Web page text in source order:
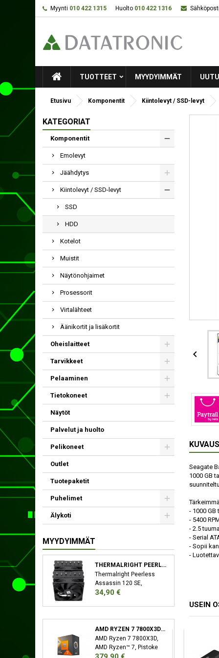
Myynti 010 422 1315 Huolto 010 422 1316
TUOTTEET MYYDYIMMÄT
Etusivu Komponentit Kiintolevyt / SSD-levyt
KATEGORIAT
Komponentit
Emolevyt
Jäähdytys
Kiintolevyt / SSD-levyt
SSD
HDD
Kotelot
Muistit
Näytönohjaimet
Prosessorit
Virtalähteet
Äänikortit ja lisäkortit
Oheislaitteet
Tarvikkeet
Pelaaminen
Tietokoneet
Näytöt
Palvelut ja huolto
Pelikoneet
Outlet
Tuotepaketit
Puhelimet
Älykoti
MYYDYIMMÄT
THERMALRIGHT PEERLESS ASSASSIN 120 SE SUORITIN JÄÄHDYTYSLEVY/JÄÄHDYTIN 12 CM MUSTA
Thermalright Peerless
Assassin 120 SE,
Jäähdytyslevy/jäähdytin,
Hinta
34,90 €
AMD RYZEN 7 7800X3D SUORITIN 4,2 GHZ 96 MB L3 LAATIKKO
AMD Ryzen 7 7800X3D,
AMD Ryzen™ 7, Pistoke
AM5, 5 nm, AMD,
Hinta

KUVAUS
Seagate
1000 GB
- 1000 GB
- 5400
- 2.5
- Serial
- Sopii
-
USEIN